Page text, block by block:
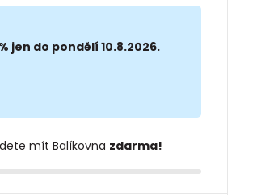
jen do pondělí 10.8.2026.
mít Balíkovna zdarma!